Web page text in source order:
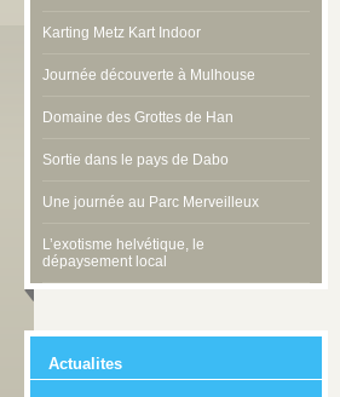
Karting Metz Kart Indoor
Journée découverte à Mulhouse
Domaine des Grottes de Han
Sortie dans le pays de Dabo
Une journée au Parc Merveilleux
L’exotisme helvétique, le
dépaysement local
Actualites